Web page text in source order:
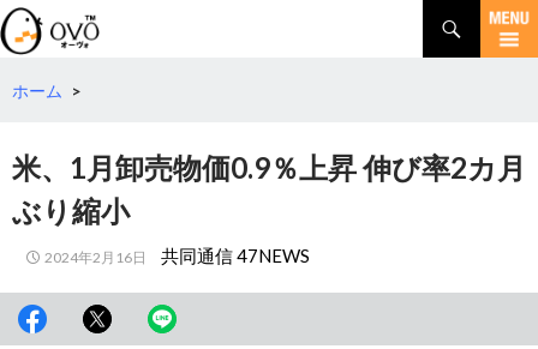
検
索
コ
テ
へ
動
ホーム >
米、1月卸売物価0.9％上昇 伸び率2カ月
ぶり縮小
2024年2月16日 共同通信 47NEWS